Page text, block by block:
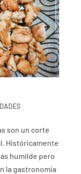
son un corte
Históricamente
humilde pero
la gastronomía